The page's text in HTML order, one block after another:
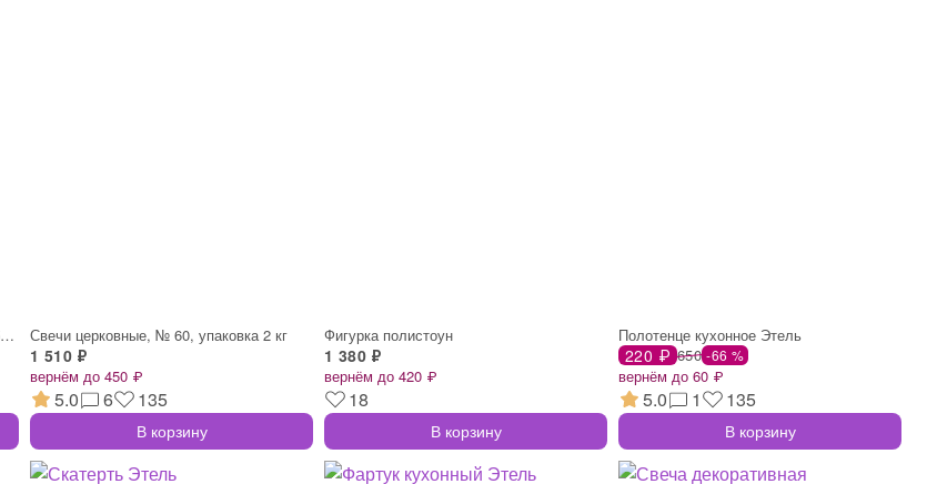
Набор для специй и подставка для зубочис Свечи церковные, № 60, упаковка 2 кг
1 510 ₽
вернём до 450 ₽
5.0 6 135
В корзину
Фигурка полистоун
1 380 ₽
вернём до 420 ₽
18
В корзину
Полотенце кухонное Этель
220 ₽ 650 -66 %
вернём до 60 ₽
5.0 1 135
В корзину